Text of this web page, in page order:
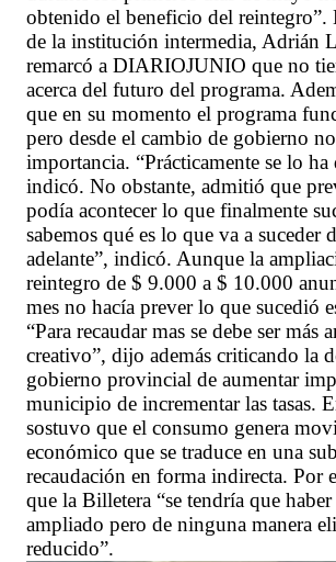
obtenido el beneficio del reintegro”.
de la institución intermedia, Adrián
remarcó a DIARIOJUNIO que no
acerca del futuro del programa.
que en su momento el programa
pero desde el cambio de gobierno
importancia. “Prácticamente se lo ha
indicó. No obstante, admitió que
podía acontecer lo que finalmente
sabemos qué es lo que va a suceder
adelante”, indicó. Aunque la
reintegro de $ 9.000 a $ 10.000
mes no hacía prever lo que sucedió
“Para recaudar mas se debe ser más
creativo”, dijo además criticando la
gobierno provincial de aumentar
municipio de incrementar las tasas.
sostuvo que el consumo genera
económico que se traduce en una
recaudación en forma indirecta. Por
que la Billetera “se tendría que
ampliado pero de ninguna manera
reducido”.